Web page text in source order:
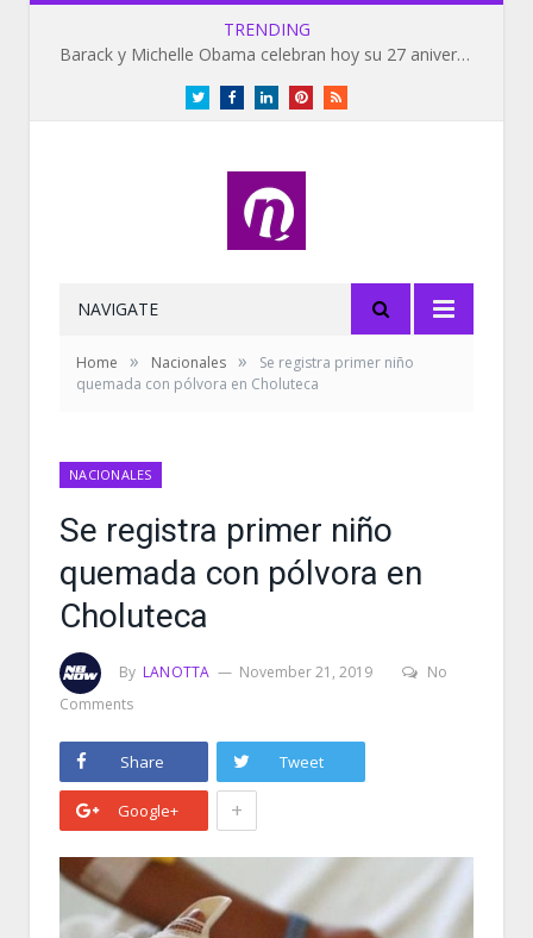
TRENDING
Barack y Michelle Obama celebran hoy su 27 aniversario de bodas
TwitterFacebookLinkedInPinterestRSS
NAVIGATE
Home » Nacionales »
Se registra primer niño
quemada con pólvora en Choluteca
NACIONALES
Se registra primer niño
quemada con pólvora en
Choluteca
By LANOTTA November 21, 2019
No
Comments
Share Tweet
Google+ +